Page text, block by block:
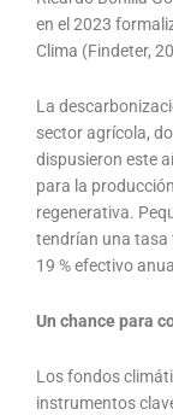
en el 2023
Clima (Findeter,
La
sector agrícola,
dispusieron este
para la
regenerativa.
tendrían una tasa
19 % efectivo
Un chance para
Los fondos
instrumentos